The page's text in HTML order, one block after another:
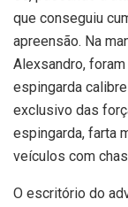
que conseguiu
apreensão. Na
Alexsandro,
espingarda
exclusivo das
espingarda, farta
veículos com
O escritório do